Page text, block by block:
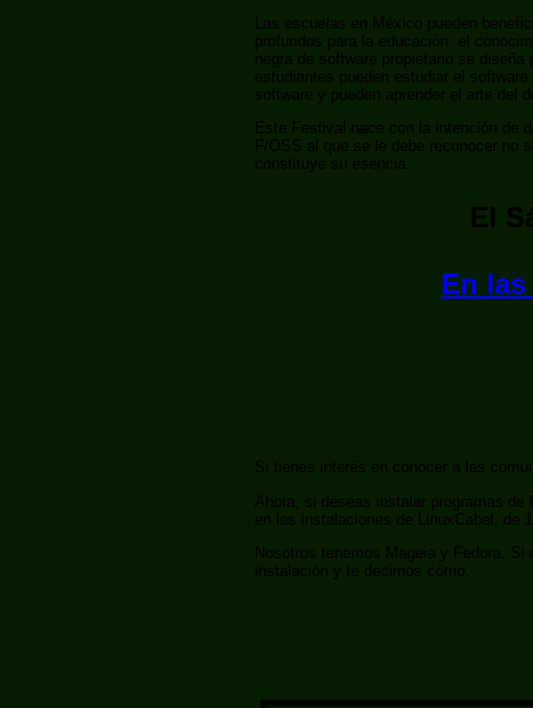
Las escuelas en México pueden
profundos para la educación: el
negra de software propietario se
estudiantes pueden estudiar el
software y pueden aprender el arte del
Este Festival nace con la intención de
F/OSS al que se le debe reconocer no
constituye su esencia.
El
En
Si tienes interés en conocer a las
Ahora, si deseas instalar programas
en las instalaciones de LinuxCabal, de
Nosotros tenemos Mageia y Fedora.
instalación y te decimos cómo.